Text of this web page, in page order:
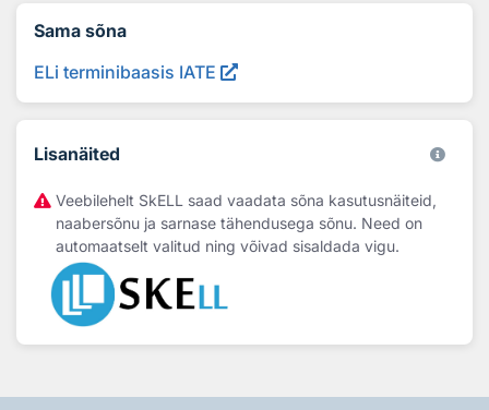
Sama sõna
ELi terminibaasis IATE
Lisanäited
Veebilehelt SkELL saad vaadata sõna kasutusnäiteid,
naabersõnu ja sarnase tähendusega sõnu. Need on
automaatselt valitud ning võivad sisaldada vigu.